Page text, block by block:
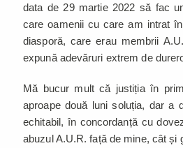
data de 29 martie 2022 să fac
care oamenii cu care am intrat
diasporă, care erau membrii
expună adevăruri extrem de
Mă bucur mult că justiția în
aproape două luni soluția, dar a
echitabil, în concordanță cu
abuzul A.U.R. față de mine, cât și